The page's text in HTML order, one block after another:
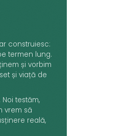
construiesc:
termen lung.
și vorbim
și viață de
testăm,
vrem să
reală,